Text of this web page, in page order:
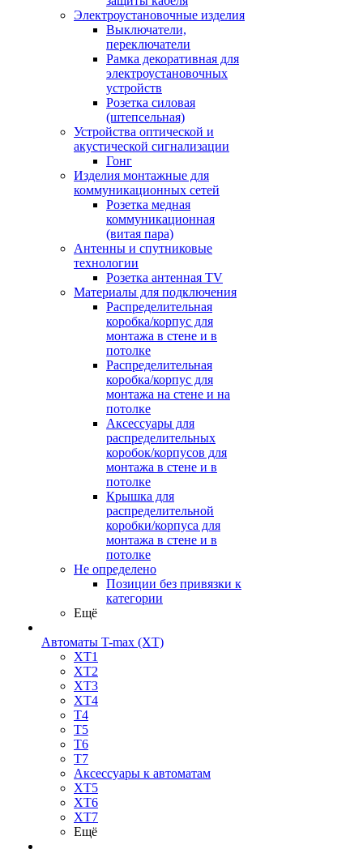
Электроустановочные изделия
Выключатели,
переключатели
Рамка декоративная для
электроустановочных
устройств
Розетка силовая
(штепсельная)
Устройства оптической и
акустической сигнализации
Гонг
Изделия монтажные для
коммуникационных сетей
Розетка медная
коммуникационная
(витая пара)
Антенны и спутниковые
технологии
Розетка антенная TV
Материалы для подключения
Распределительная
коробка/корпус для
монтажа в стене и в
потолке
Распределительная
коробка/корпус для
монтажа на стене и на
потолке
Аксессуары для
распределительных
коробок/корпусов для
монтажа в стене и в
потолке
Крышка для
распределительной
коробки/корпуса для
монтажа в стене и в
потолке
Не определено
Позиции без привязки к
категории
Ещё
Автоматы T-max (XT)
XT1
XT2
XT3
XT4
T4
T5
T6
T7
Аксессуары к автоматам
XT5
XT6
XT7
Ещё